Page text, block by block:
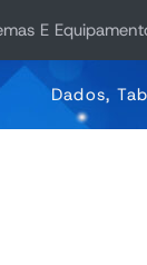
E
Dados,